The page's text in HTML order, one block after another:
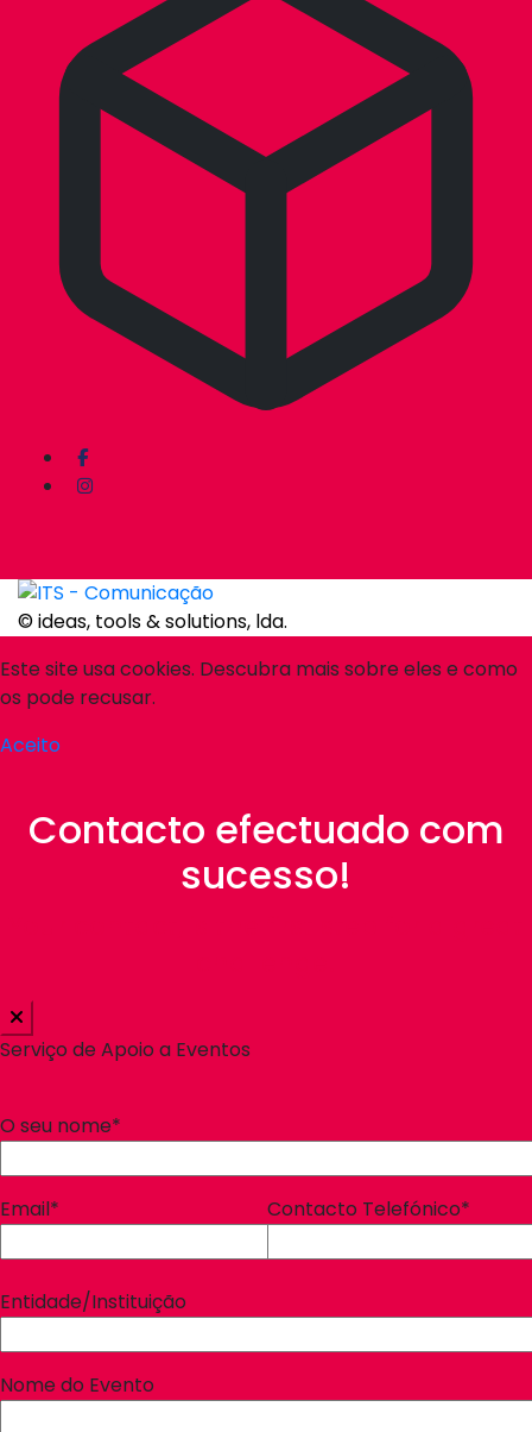
© ideas, tools & solutions, lda.
Este site usa cookies. Descubra mais sobre eles e como
os pode recusar.
Aceito
Contacto efectuado com
sucesso!
Serviço de Apoio a Eventos
O seu nome*
Email* Contacto Telefónico*
Entidade/Instituição
Nome do Evento